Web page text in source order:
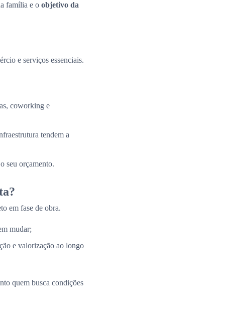
família e o objetivo da
e serviços essenciais.
coworking e
tendem a
seu orçamento.
em fase de obra.
mudar;
e valorização ao longo
quem busca condições